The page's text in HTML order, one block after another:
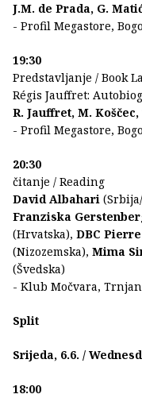
J.M. de Prada, G.
- Profil Megastore,
19:30
Predstavljanje / Book
Régis Jauffret:
R. Jauffret, M.
- Profil Megastore,
20:30
čitanje / Reading
David Albahari
Franziska
(Hrvatska), DBC Pierre
(Nizozemska), Mima
(Švedska)
- Klub Močvara,
Split
Srijeda, 6.6. /
18:00